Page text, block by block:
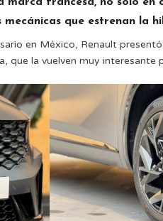
que estrenan la
en México, Renault
que la vuelven muy interesante